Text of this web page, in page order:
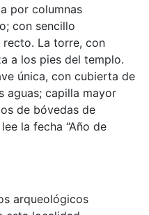
por columnas
con sencillo
La torre, con
a los pies del templo.
única, con cubierta de
aguas; capilla mayor
de bóvedas de
la fecha “Año de
arqueológicos